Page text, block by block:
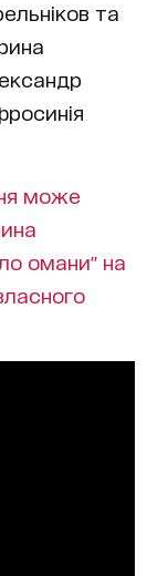
та
може
омани" на